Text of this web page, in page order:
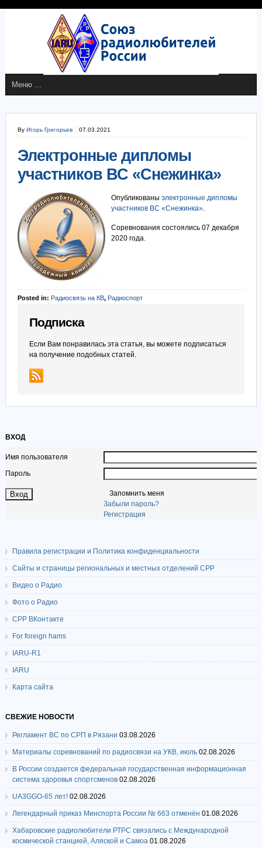
By Игорь Григорьев 07.03.2021
Электронные дипломы
участников ВС «Снежинка»
Опубликованы электронные дипломы
участников ВС «Снежинка».
Соревнования состоялись 07 декабря
2020 года.
Posted in: Радиосвязь на КВ, Радиоспорт
Подписка
Если Вам понравилась эта статья, вы можете подписаться
на получение подобных статей.
ВХОД
Имя пользователя
Пароль
Запомнить меня
Забыли пароль?
Регистрация
Правила регистрации и Политика конфиденциальности
Сайты и страницы региональных и местных отделений СРР
Видео о Радио
Фото о Радио
СРР ВКонтакте
For foreign hams
IARU-R1
IARU
Карта сайта
СВЕЖИЕ НОВОСТИ
Регламент ВС по СРП в Рязани 03.08.2026
Материалы соревнований по радиосвязи на УКВ, июль 02.08.2026
В России создается федеральная государственная информационная
система здоровья спортсменов 02.08.2026
UA3GGO-65 лет! 02.08.2026
Легендарный приказ Минспорта России № 663 отменён 01.08.2026
Хабаровские радиолюбители РТРС связались с Международной
космической станцией, Аляской и Самоа 01.08.2026